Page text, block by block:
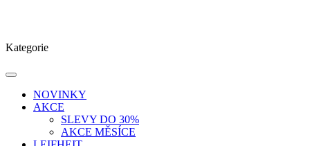
Kategorie
NOVINKY
AKCE
SLEVY DO 30%
AKCE MĚSÍCE